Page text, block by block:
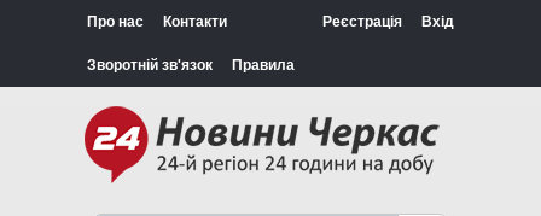
Про нас Контакти
Зворотній зв'язок Правила
Реєстрація Вхід